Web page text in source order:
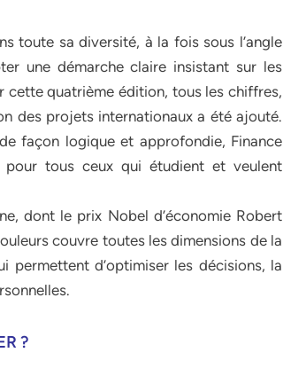
toute sa diversité, à la fois sous l’angle
une démarche claire insistant sur les
cette quatrième édition, tous les chiffres,
des projets internationaux a été ajouté.
façon logique et approfondie, Finance
pour tous ceux qui étudient et veulent
dont le prix Nobel d’économie Robert
couvre toutes les dimensions de la
permettent d’optimiser les décisions, la
?